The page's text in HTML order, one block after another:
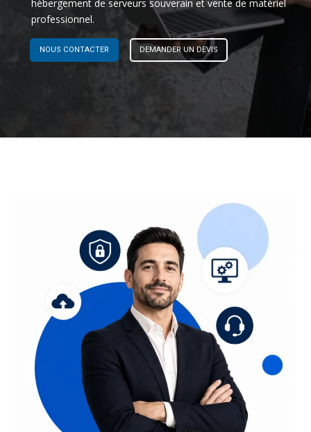
hébergement de serveurs souverain et vente de matériel
professionnel.
NOUS CONTACTER DEMANDER UN DEVIS